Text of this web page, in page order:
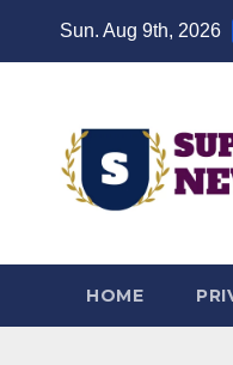
Sun. Aug 9th, 2026
HOME